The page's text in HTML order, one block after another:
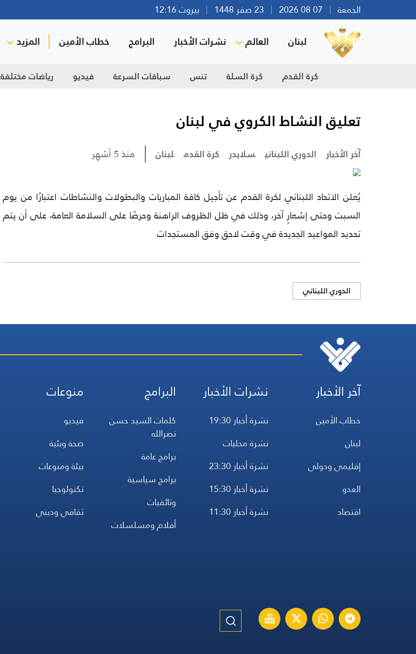
الجمعة بيروت 12:16
لبنان العالم نشرات الأخبار البرامج خطاب الأمين المزيد
كرة القدم كرة السلة تنس سباقات السرعة فيديو رياضات مختلفة
تعليق النشاط الكروي في لبنان
آخر الأخبار الدوري اللبناني سلايدر كرة القدم لبنان منذ 5 أشهر
يُعلن الاتحاد اللبناني لكرة القدم عن تأجيل كافة المباريات والبطولات والنشاطات اعتبارًا من يوم
السبت وحتى إشعارٍ آخر، وذلك في ظل الظروف الراهنة وحرصًا على السلامة العامة، على أن يتم
تحديد المواعيد الجديدة في وقت لاحق وفق المستجدات
الدوري اللبناني
آخر الأخبار
خطاب الأمين
لبنان
إقليمي ودولي
العدو
اقتصاد
نشرات الأخبار
نشرة أخبار 19:30
نشرة محليات
نشرة أخبار 23:30
نشرة أخبار 15:30
نشرة أخبار 11:30
البرامج
كلمات السيد حسن
نصرالله
برامج عامة
برامج سياسية
وثائقيات
أفلام ومسلسلات
منوعات
فيديو
صحة وبئية
بيئة ومنوعات
تكنولوجيا
ثقافي وديني